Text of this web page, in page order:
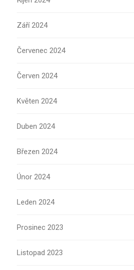
Září 2024
Červenec 2024
Červen 2024
Květen 2024
Duben 2024
Březen 2024
Únor 2024
Leden 2024
Prosinec 2023
Listopad 2023